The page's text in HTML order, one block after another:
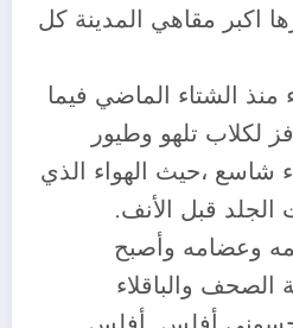
اكبر مقاهي المدينة كل
الشتاء الماضي فيما
لكلاب تلهو وطيور
،حيث الهواء الذي
قبل الأنف.
وعضامه وأصبح
الصحف والباقلاء